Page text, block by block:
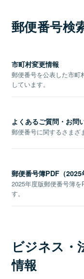
郵便番号検
市町村変更情報
郵便番号を公表した市町
しています。
よくあるご質問・お問
郵便番号に関するさまざ
郵便番号簿PDF（2025
2025年度版郵便番号簿
す。
ビジネス・
情報